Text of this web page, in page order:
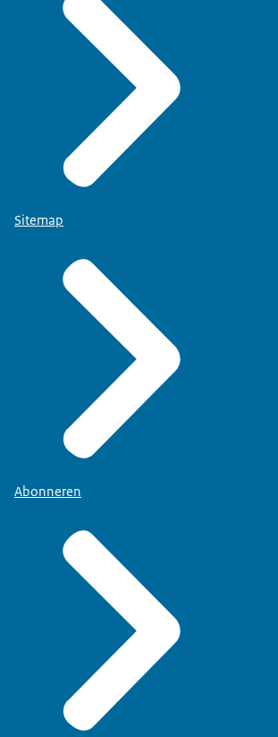
Sitemap
Abonneren